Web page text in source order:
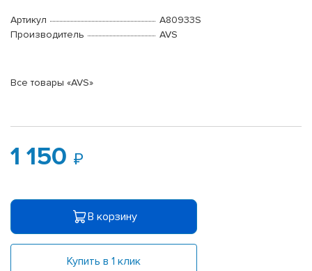
Артикул
A80933S
Производитель
AVS
Все товары «AVS»
1 150
В корзину
Купить в 1 клик